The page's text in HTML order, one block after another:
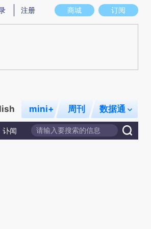
图存在偏差。不代表财新观点和立场。推荐点击链
商城 订阅
注册
mini+ 周刊 数据通
讣闻